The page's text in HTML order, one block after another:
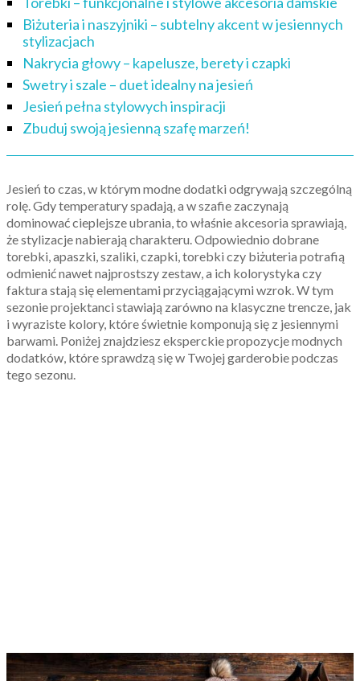
Biżuteria i naszyjniki – subtelny akcent w jesiennych
stylizacjach
Nakrycia głowy – kapelusze, berety i czapki
Swetry i szale – duet idealny na jesień
Jesień pełna stylowych inspiracji
Zbuduj swoją jesienną szafę marzeń!
Jesień to czas, w którym modne dodatki odgrywają szczególną
rolę. Gdy temperatury spadają, a w szafie zaczynają
dominować cieplejsze ubrania, to właśnie akcesoria sprawiają,
że stylizacje nabierają charakteru. Odpowiednio dobrane
torebki, apaszki, szaliki, czapki, torebki czy biżuteria potrafią
odmienić nawet najprostszy zestaw, a ich kolorystyka czy
faktura stają się elementami przyciągającymi wzrok. W tym
sezonie projektanci stawiają zarówno na klasyczne trencze, jak
i wyraziste kolory, które świetnie komponują się z jesiennymi
barwami. Poniżej znajdziesz eksperckie propozycje modnych
dodatków, które sprawdzą się w Twojej garderobie podczas
tego sezonu.